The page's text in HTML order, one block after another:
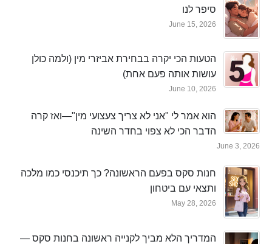
סיפר לנו
June 15, 2026
הטעות הכי יקרה בבחירת אביזרי מין (ולמה כולן
עושות אותה פעם אחת)
June 10, 2026
הוא אמר לי "אני לא צריך צעצועי מין"—ואז קרה
הדבר הכי לא צפוי בחדר השינה
June 3, 2026
חנות סקס בפעם הראשונה? כך תיכנסי כמו מלכה
ותצאי עם ביטחון
May 28, 2026
המדריך הלא מביך לקנייה ראשונה בחנות סקס —